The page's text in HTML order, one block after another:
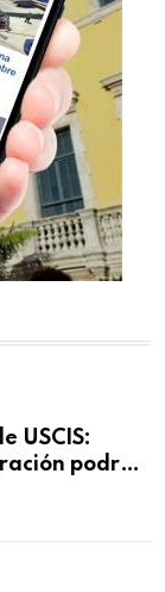
USCIS:
podrán